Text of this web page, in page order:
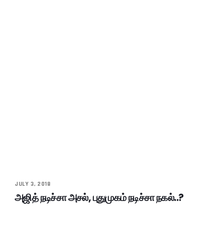
JULY 3, 2018
அஜித் நடிச்சா அசல், புதுமுகம் நடிச்சா நகல்..?